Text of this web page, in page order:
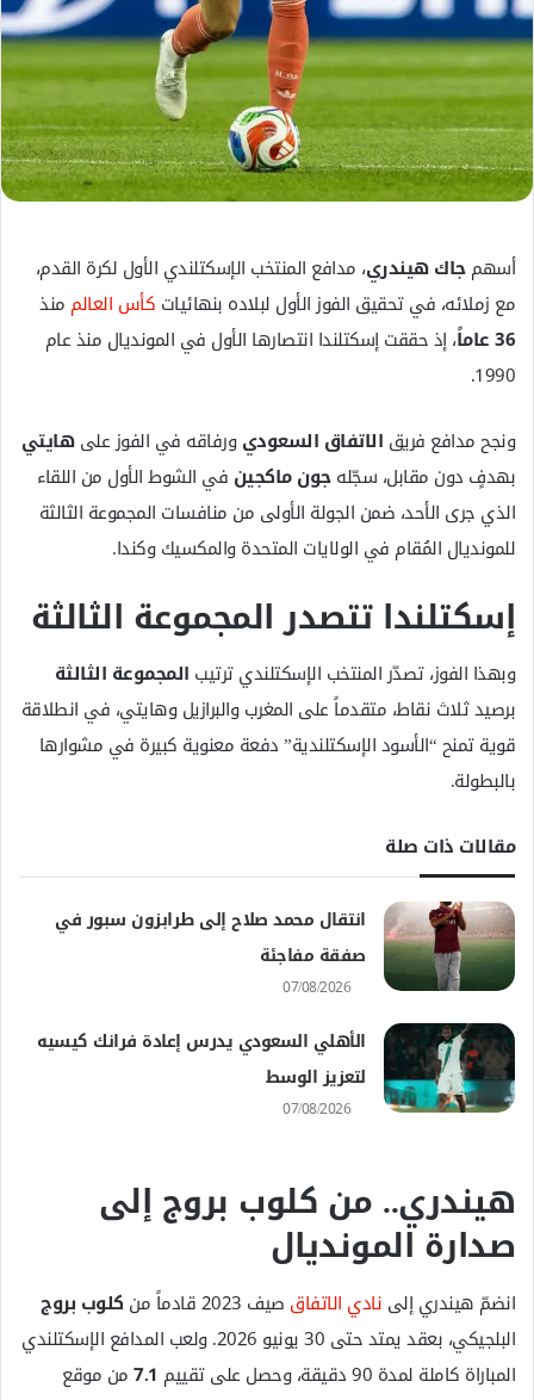
أسهمجاك هيندري، مدافع المنتخب الإسكتلندي الأول لكرة القدم،
مع زملائه، في تحقيق الفوز الأول لبلاده بنهائيات كأس العالم منذ
36 عاماً
، إذ حققت إسكتلندا انتصارها الأول في المونديال منذ عام
1990.
ونجح مدافع فريق الاتفاق السعوديورفاقه في الفوز علىهايتي
بهدفٍ دون مقابل، سجّلهجون ماكجين في الشوط الأول من اللقاء
الذي جرى الأحد، ضمن الجولة الأولى من منافسات المجموعة الثالثة
للمونديال المُقام في الولايات المتحدة والمكسيك وكندا.
إسكتلندا تتصدر المجموعة الثالثة
وبهذا الفوز، تصدّر المنتخب الإسكتلندي ترتيب المجموعة الثالثة
برصيد ثلاث نقاط، متقدماً على المغرب والبرازيل وهايتي، في انطلاقة
قوية تمنح “الأسود الإسكتلندية” دفعة معنوية كبيرة في مشوارها
بالبطولة.
مقالات ذات صلة
انتقال محمد صلاح إلى طرابزون سبور في
صفقة مفاجئة
07/08/2026
الأهلي السعودي يدرس إعادة فرانك كيسيه
لتعزيز الوسط
07/08/2026
هيندري.. من كلوب بروج إلى
صدارة المونديال
انضمّ هيندري إلى نادي الاتفاق صيف 2023 قادماً من
كلوب بروج
البلجيكي، بعقد يمتد حتى 30 يونيو 2026. ولعب المدافع الإسكتلندي
المباراة كاملة لمدة 90 دقيقة، وحصل على تقييم
7.1من موقع